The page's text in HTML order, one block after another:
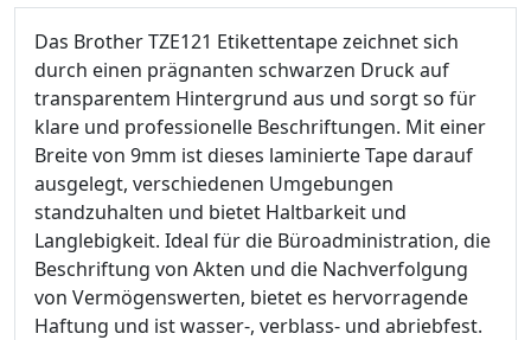
Das Brother TZE121 Etikettentape zeichnet sich
durch einen prägnanten schwarzen Druck auf
transparentem Hintergrund aus und sorgt so für
klare und professionelle Beschriftungen. Mit einer
Breite von 9mm ist dieses laminierte Tape darauf
ausgelegt, verschiedenen Umgebungen
standzuhalten und bietet Haltbarkeit und
Langlebigkeit. Ideal für die Büroadministration, die
Beschriftung von Akten und die Nachverfolgung
von Vermögenswerten, bietet es hervorragende
Haftung und ist wasser-, verblass- und abriebfest.